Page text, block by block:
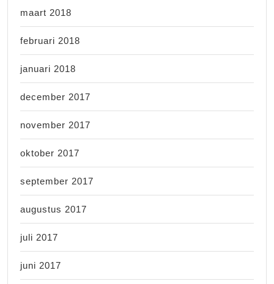
maart 2018
februari 2018
januari 2018
december 2017
november 2017
oktober 2017
september 2017
augustus 2017
juli 2017
juni 2017